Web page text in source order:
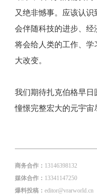
又绝非憾事。应该认
会伴随科技的进步、
将会给人类的工作、学
大改变。
我们期待扎克伯格早日
憧憬完整宏大的元宇宙
商务合作： 13146398132
媒体合作： 13341147250
爆料投稿： editor@vrarworld.cn